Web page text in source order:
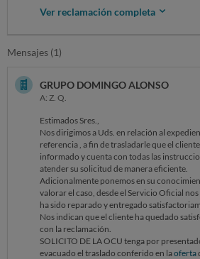
de mi 6 meses y sigue parlante.no me dan
pago seguro todo riesgo una letra todos los
en taxis viajes en bus y sobre todo los
perito y haci para 7 meses coche nuevo
FAVOR LES PIDO AYUDA YA.
Ver reclamación completa
Mensajes (1)
GRUPO DOMINGO ALONSO
A: Z. Q.
Estimados Sres.,
Nos dirigimos a Uds. en relación al
referencia , a fin de trasladarle que el
informado y cuenta con todas las
atender su solicitud de manera eficiente.
Adicionalmente ponemos en su
valorar el caso, desde el Servicio Oficial
ha sido reparado y entregado
Nos indican que el cliente ha quedado
con la reclamación.
SOLICITO DE LA OCU tenga por
evacuado el traslado conferido en laoferta